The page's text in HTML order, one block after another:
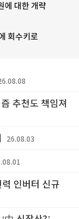
에 대한 개략
회수키로
추천도 책임져
26.08.03
인버터 신규